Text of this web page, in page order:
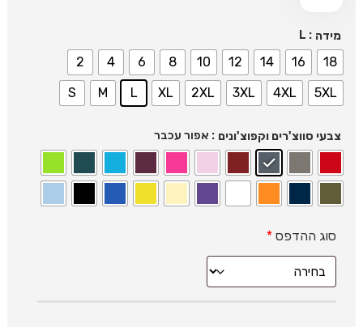
מידה : L
5XL
4XL
3XL
2XL
XL
L
M
S
18
16
14
12
10
8
6
4
2
צבעי סווצ'רים וקפוצ'ונים : אפור עכבר
סוג ההדפס *